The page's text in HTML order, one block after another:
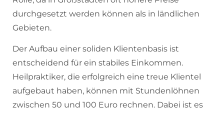
durchgesetzt werden können als in ländlichen
Gebieten.
Der Aufbau einer soliden Klientenbasis ist
entscheidend für ein stabiles Einkommen.
Heilpraktiker, die erfolgreich eine treue Klientel
aufgebaut haben, können mit Stundenlöhnen
zwischen 50 und 100 Euro rechnen. Dabei ist es